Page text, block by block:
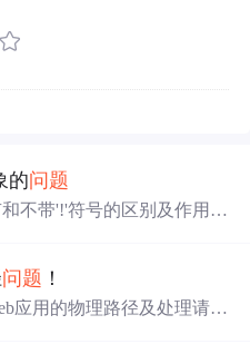
的问题
不带'!'符号的区别及作用范
问题 ！
应用的物理路径及处理请求